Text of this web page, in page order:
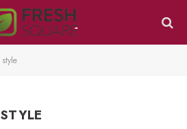
style
STYLE